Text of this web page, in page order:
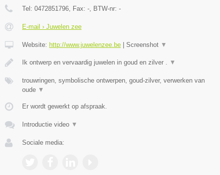
Tel: 0472851796, Fax: -, BTW-nr: -
E-mail › Juwelen zee
Website: http://www.juwelenzee.be Screenshot ▼
Ik ontwerp en vervaardig juwelen in goud en zilver . ▼
trouwringen, symbolische ontwerpen, goud-zilver, verwerken van
oude ▼
Er wordt gewerkt op afspraak.
Introductie video ▼
Sociale media: